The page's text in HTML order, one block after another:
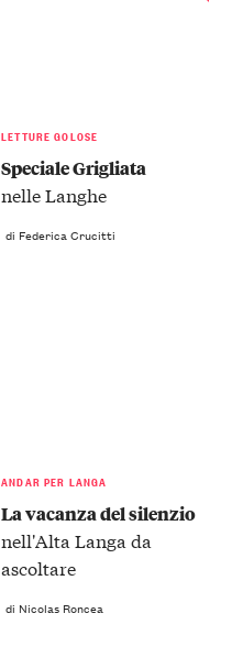
LETTURE GOLOSE
Speciale Grigliata
nelle Langhe
di Federica Crucitti
ANDAR PER LANGA
La vacanza del silenzio
nell'Alta Langa da
ascoltare
di Nicolas Roncea